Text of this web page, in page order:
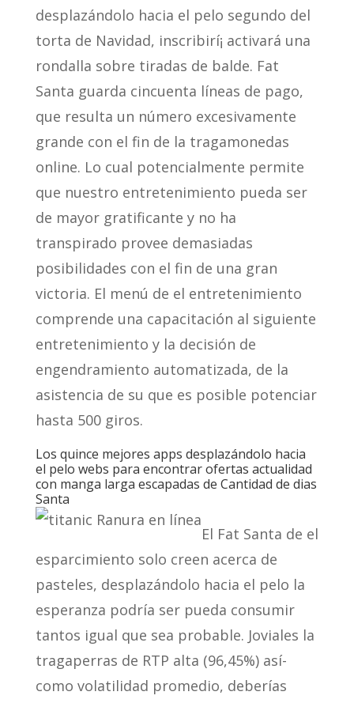
desplazándolo hacia el pelo segundo del
torta de Navidad, inscribirí¡ activará una
rondalla sobre tiradas de balde. Fat
Santa guarda cincuenta líneas de pago,
que resulta un número excesivamente
grande con el fin de la tragamonedas
online. Lo cual potencialmente permite
que nuestro entretenimiento pueda ser
de mayor gratificante y no ha
transpirado provee demasiadas
posibilidades con el fin de una gran
victoria. El menú de el entretenimiento
comprende una capacitación al siguiente
entretenimiento y la decisión de
engendramiento automatizada, de la
asistencia de su que es posible potenciar
hasta 500 giros.
Los quince mejores apps desplazándolo hacia
el pelo webs para encontrar ofertas actualidad
con manga larga escapadas de Cantidad de dias
Santa
El Fat Santa de el
esparcimiento solo creen acerca de
pasteles, desplazándolo hacia el pelo la
esperanza podrí­a ser pueda consumir
tantos igual que sea probable. Joviales la
tragaperras de RTP alta (96,45%) así­
como volatilidad promedio, deberías